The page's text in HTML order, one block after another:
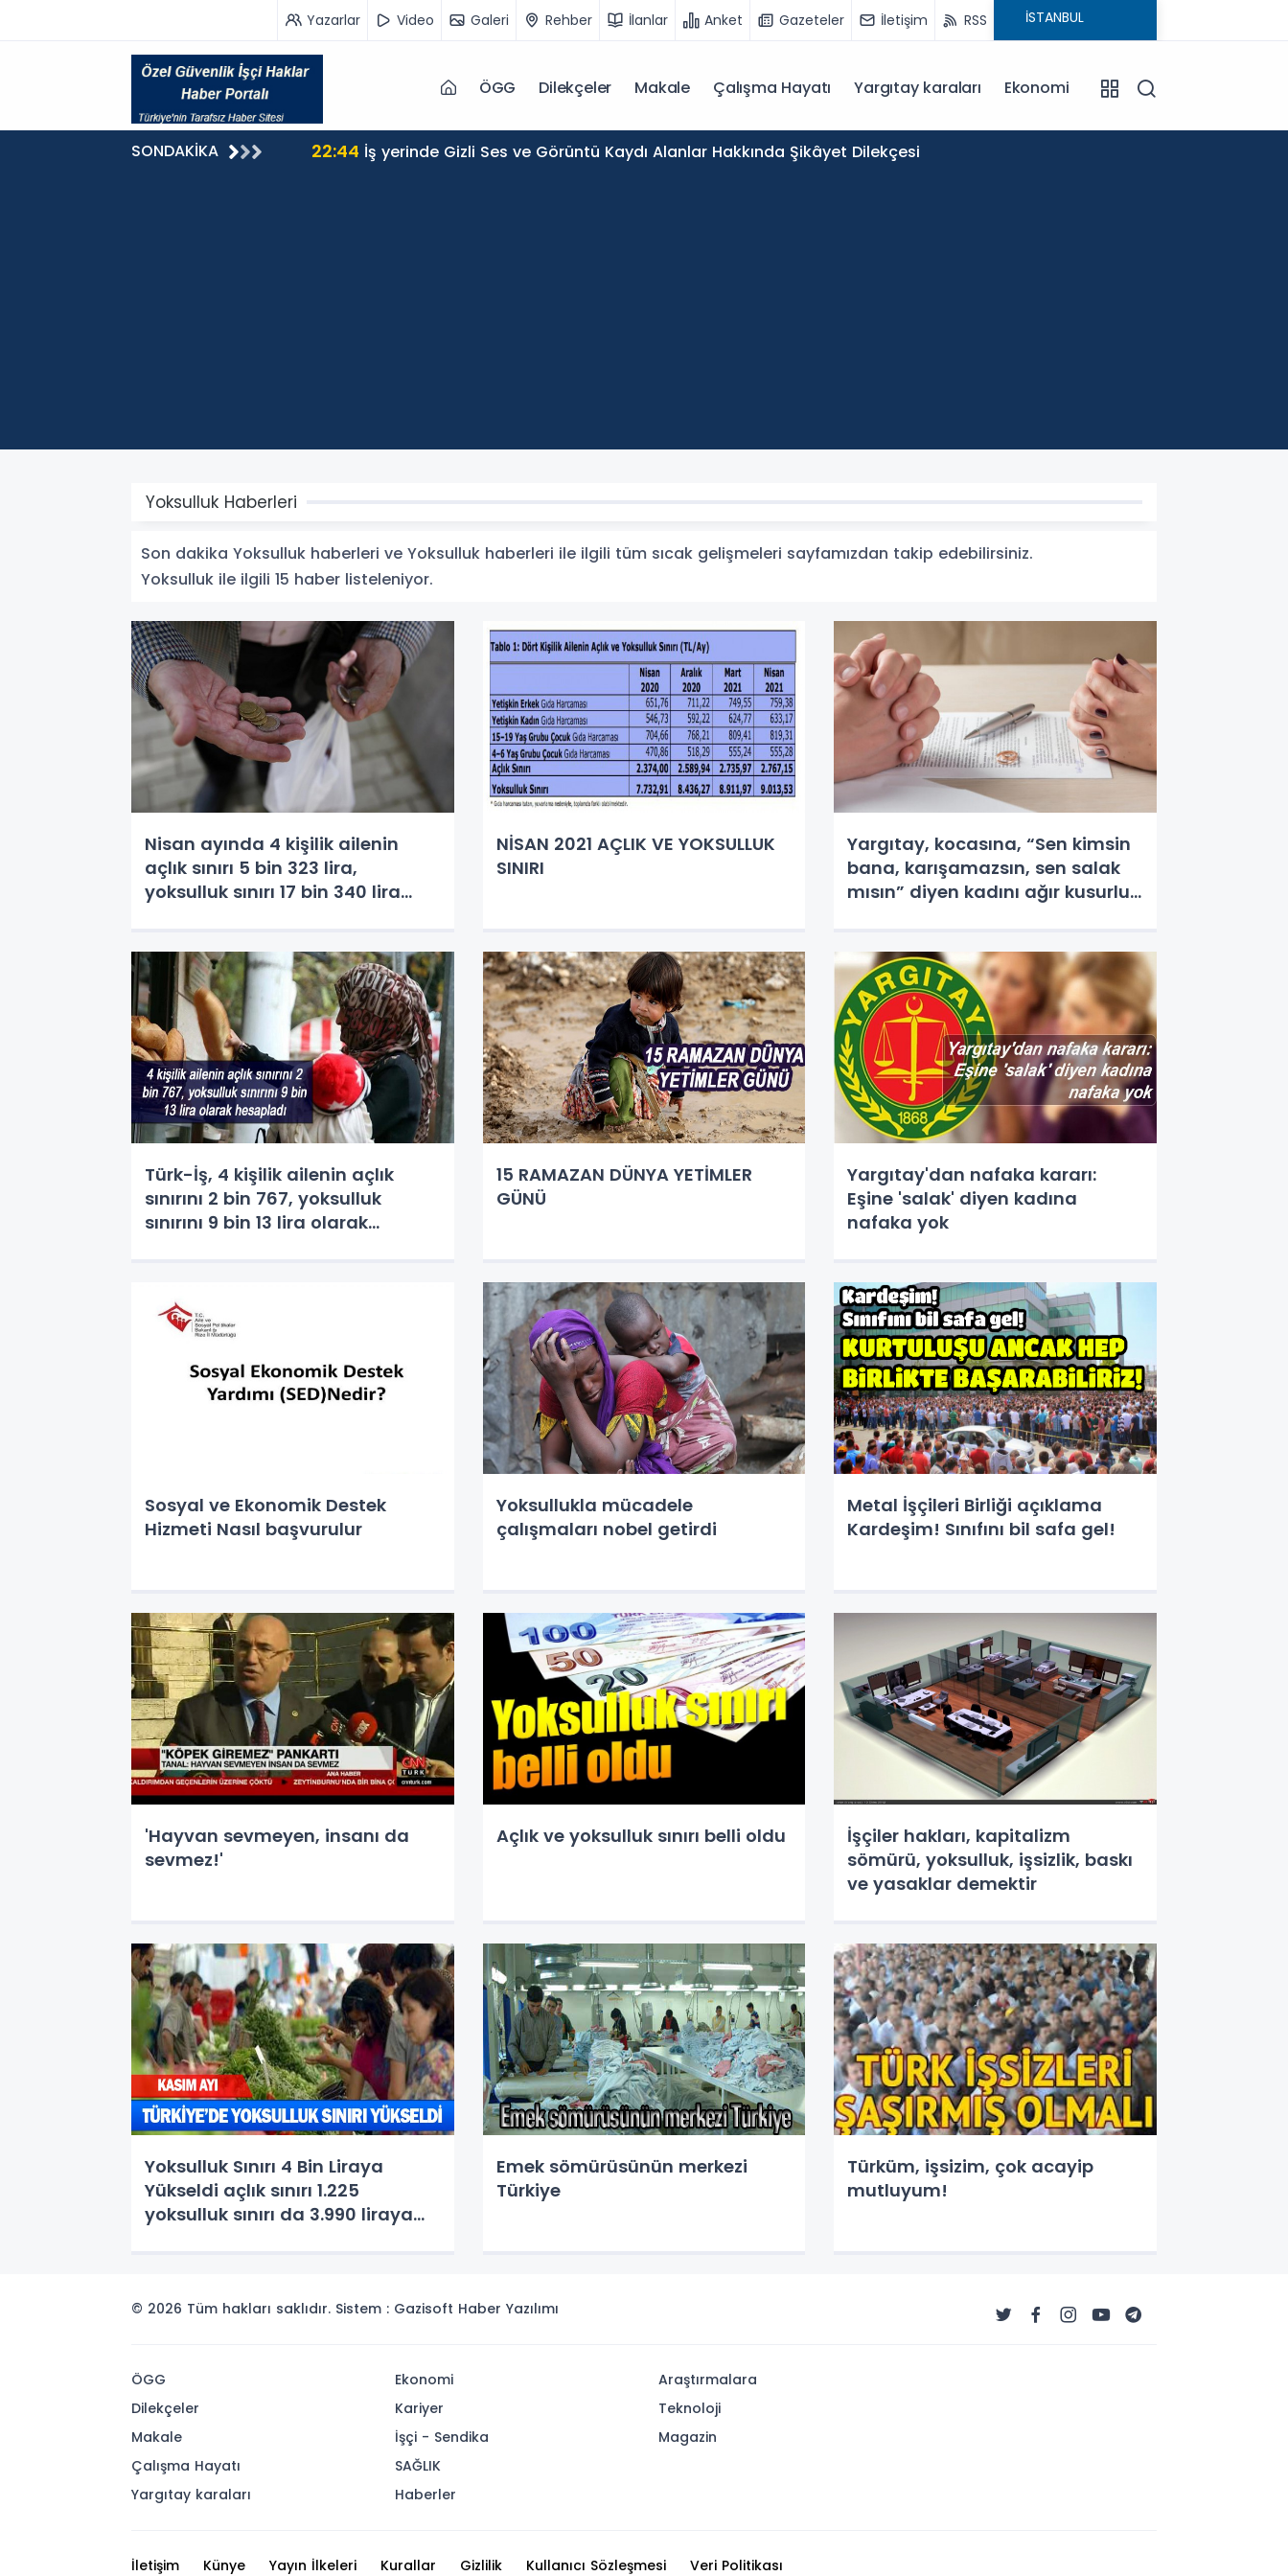
Yazarlar Video Galeri Rehber İlanlar Anket Gazeteler İletişim RSS
ÖGG Dilekçeler Makale Çalışma Hayatı Yargıtay karaları Ekonomi
SONDAKİKA 22:44 İş yerinde Gizli Ses ve Görüntü Kaydı Alanlar Hakkında Şikâyet Dilekçesi
Yoksulluk Haberleri
Son dakika Yoksulluk haberleri ve Yoksulluk haberleri ile ilgili tüm sıcak gelişmeleri sayfamızdan takip edebilirsiniz.
Yoksulluk ile ilgili 15 haber listeleniyor.
Nisan ayında 4 kişilik ailenin
açlık sınırı 5 bin 323 lira,
yoksulluk sınırı 17 bin 340 lira
NİSAN 2021 AÇLIK VE YOKSULLUK
SINIRI
Yargıtay, kocasına, “Sen kimsin
bana, karışamazsın, sen salak
mısın” diyen kadını ağır kusurlu
Türk-İş, 4 kişilik ailenin açlık
sınırını 2 bin 767, yoksulluk
sınırını 9 bin 13 lira olarak
15 RAMAZAN DÜNYA YETİMLER
GÜNÜ
Yargıtay'dan nafaka kararı:
Eşine 'salak' diyen kadına
nafaka yok
Sosyal ve Ekonomik Destek
Hizmeti Nasıl başvurulur
Yoksullukla mücadele
çalışmaları nobel getirdi
Metal İşçileri Birliği açıklama
Kardeşim! Sınıfını bil safa gel!
'Hayvan sevmeyen, insanı da
sevmez!'
Açlık ve yoksulluk sınırı belli oldu
İşçiler hakları, kapitalizm
sömürü, yoksulluk, işsizlik, baskı
ve yasaklar demektir
Yoksulluk Sınırı 4 Bin Liraya
Yükseldi açlık sınırı 1.225
yoksulluk sınırı da 3.990 liraya
Emek sömürüsünün merkezi
Türkiye
Türküm, işsizim, çok acayip
mutluyum!
© 2026 Tüm hakları saklıdır. Sistem : Gazisoft Haber Yazılımı
ÖGG
Dilekçeler
Makale
Çalışma Hayatı
Yargıtay karaları
Ekonomi
Kariyer
İşçi - Sendika
SAĞLIK
Haberler
Araştırmalara
Teknoloji
Magazin
İletişim Künye Yayın İlkeleri Kurallar Gizlilik Kullanıcı Sözleşmesi Veri Politikası